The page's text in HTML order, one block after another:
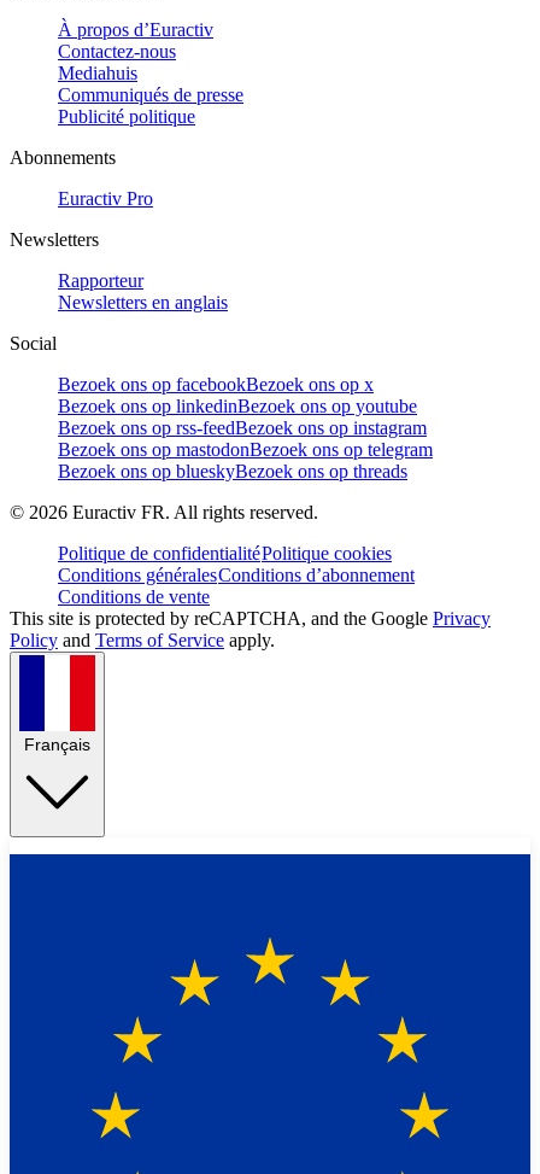
À propos d’Euractiv
Contactez-nous
Mediahuis
Communiqués de presse
Publicité politique
Abonnements
Euractiv Pro
Newsletters
Rapporteur
Newsletters en anglais
Social
Bezoek ons op facebookBezoek ons op x
Bezoek ons op linkedinBezoek ons op youtube
Bezoek ons op rss-feedBezoek ons op instagram
Bezoek ons op mastodonBezoek ons op telegram
Bezoek ons op blueskyBezoek ons op threads
© 2026 Euractiv FR. All rights reserved.
Politique de confidentialitéPolitique cookies
Conditions généralesConditions d’abonnement
Conditions de vente
This site is protected by reCAPTCHA, and the Google Privacy
Policy and Terms of Service apply.
Français